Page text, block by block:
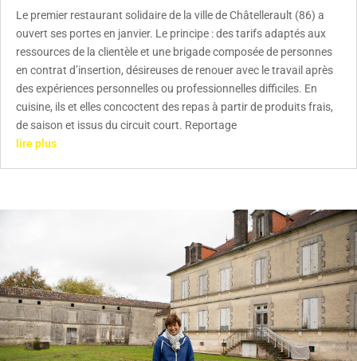
Le premier restaurant solidaire de la ville de Châtellerault (86) a
ouvert ses portes en janvier. Le principe : des tarifs adaptés aux
ressources de la clientèle et une brigade composée de personnes
en contrat d’insertion, désireuses de renouer avec le travail après
des expériences personnelles ou professionnelles difficiles. En
cuisine, ils et elles concoctent des repas à partir de produits frais,
de saison et issus du circuit court. Reportage
lire plus